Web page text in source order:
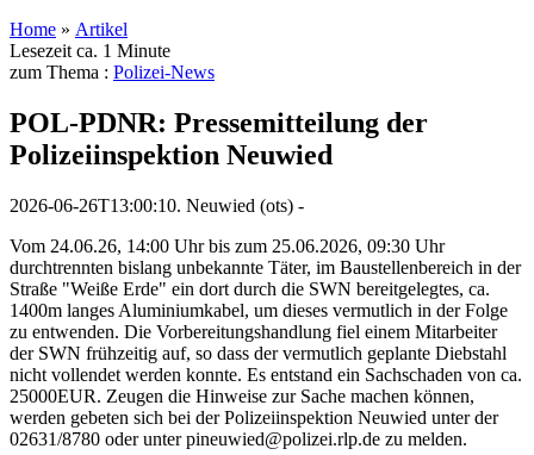
Home » Artikel
Lesezeit ca. 1 Minute
zum Thema : Polizei-News
POL-PDNR: Pressemitteilung der
Polizeiinspektion Neuwied
2026-06-26T13:00:10. Neuwied (ots) -
Vom 24.06.26, 14:00 Uhr bis zum 25.06.2026, 09:30 Uhr
durchtrennten bislang unbekannte Täter, im Baustellenbereich in der
Straße "Weiße Erde" ein dort durch die SWN bereitgelegtes, ca.
1400m langes Aluminiumkabel, um dieses vermutlich in der Folge
zu entwenden. Die Vorbereitungshandlung fiel einem Mitarbeiter
der SWN frühzeitig auf, so dass der vermutlich geplante Diebstahl
nicht vollendet werden konnte. Es entstand ein Sachschaden von ca.
25000EUR. Zeugen die Hinweise zur Sache machen können,
werden gebeten sich bei der Polizeiinspektion Neuwied unter der
02631/8780 oder unter pineuwied@polizei.rlp.de zu melden.